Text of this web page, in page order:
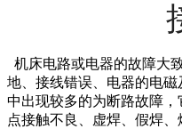
机床电路或电器的故障大
地、接线错误、电器的电
中出现较多的为断路故障
点接触不良、虚焊、假焊